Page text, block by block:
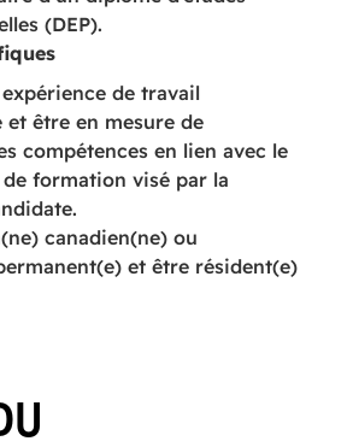
(DEP).
de travail
être en mesure de
compétences en lien avec le
formation visé par la
canadien(ne) ou
et être résident(e)